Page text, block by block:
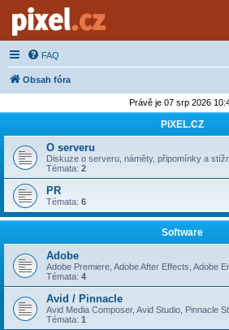
Server o natáčení a zpracování videa
FAQ
Obsah fóra
Právě je 07 srp 2026
PiXEL.CZ
O serveru
Diskuze o serveru, náměty, připomínky a
Témata: 2
PR
Témata: 6
Software
Adobe
Adobe Premiere, Adobe After Effects, Adobe
Témata: 4
Avid / Pinnacle
Avid Media Composer, Avid Studio, Pinnacle
Témata: 1